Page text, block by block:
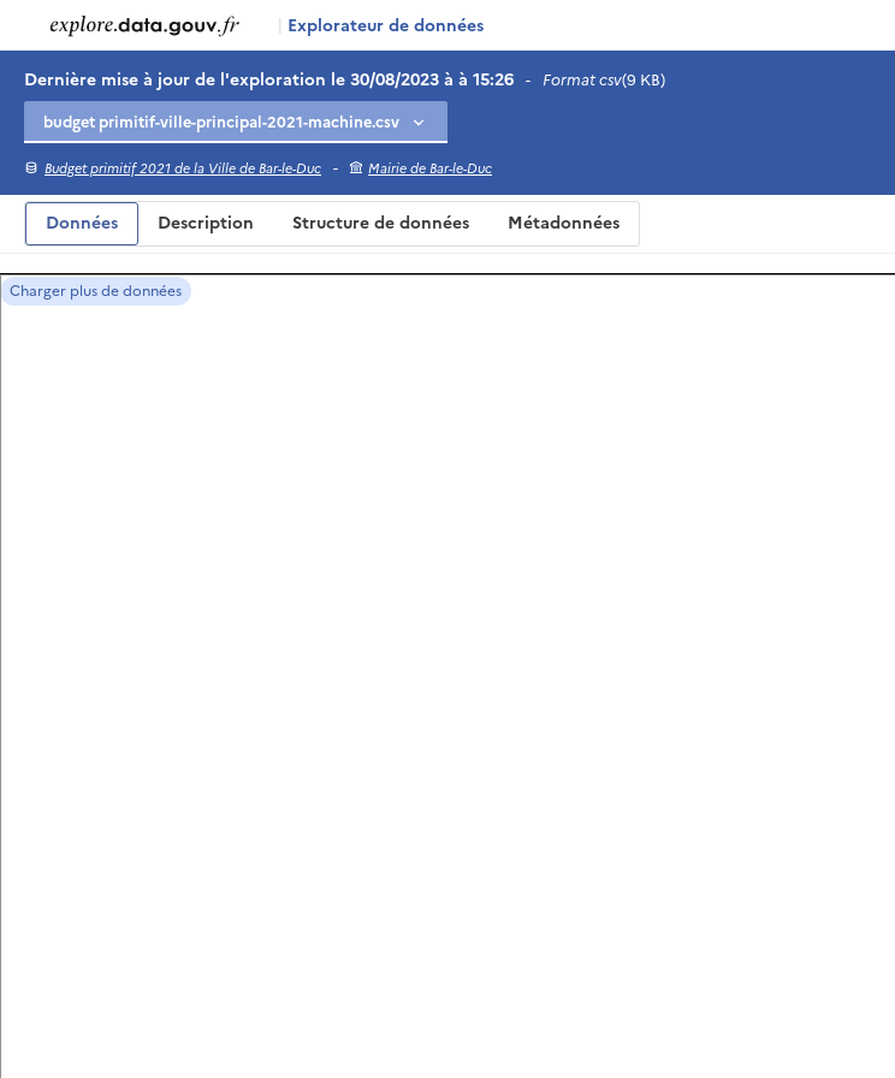
| Explorateur de données
Dernière mise à jour de l'exploration le 30/08/2023 à à 15:26 - Format csv(9 KB)
Budget primitif 2021 de la Ville de Bar-le-Duc - Mairie de Bar-le-Duc
Données Description Structure de données Métadonnées
Charger plus de données